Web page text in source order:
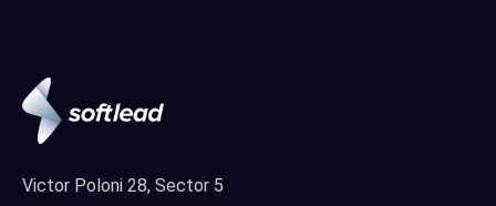
Victor Poloni 28, Sector 5